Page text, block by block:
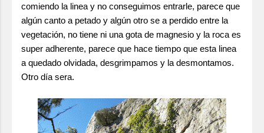
comiendo la linea y no conseguimos entrarle, parece que
algún canto a petado y algún otro se a perdido entre la
vegetación, no tiene ni una gota de magnesio y la roca es
super adherente, parece que hace tiempo que esta linea
a quedado olvidada, desgrimpamos y la desmontamos.
Otro día sera.